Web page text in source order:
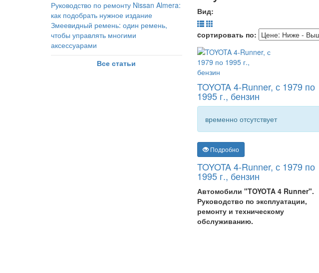
Руководство по ремонту Nissan Almera:
как подобрать нужное издание
Змеевидный ремень: один ремень,
чтобы управлять многими
аксессуарами
Все статьи
Вид:
cортировать по:
TOYOTA 4-Runner, с 1979 по
1995 г., бензин
временно отсутствует
Подробно
TOYOTA 4-Runner, с 1979 по
1995 г., бензин
Автомобили "TOYOTA 4 Runner".
Руководство по эксплуатации,
ремонту и техническому
обслуживанию.